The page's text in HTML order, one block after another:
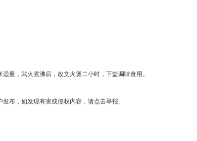
量，武火煮沸后，改文火煲二小时，下盐调味食用。
布，如发现有害或侵权内容，请点击举报。